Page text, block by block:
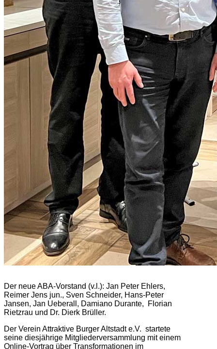
Der neue ABA-Vorstand (v.l.): Jan Peter Ehlers,
Reimer Jens jun., Sven Schneider, Hans-Peter
Jansen, Jan Ueberall, Damiano Durante, Florian
Rietzrau und Dr. Dierk Brüller.
Der Verein Attraktive Burger Altstadt e.V. startete
seine diesjährige Mitgliederversammlung mit einem
Online-Vortrag über Transformationen im